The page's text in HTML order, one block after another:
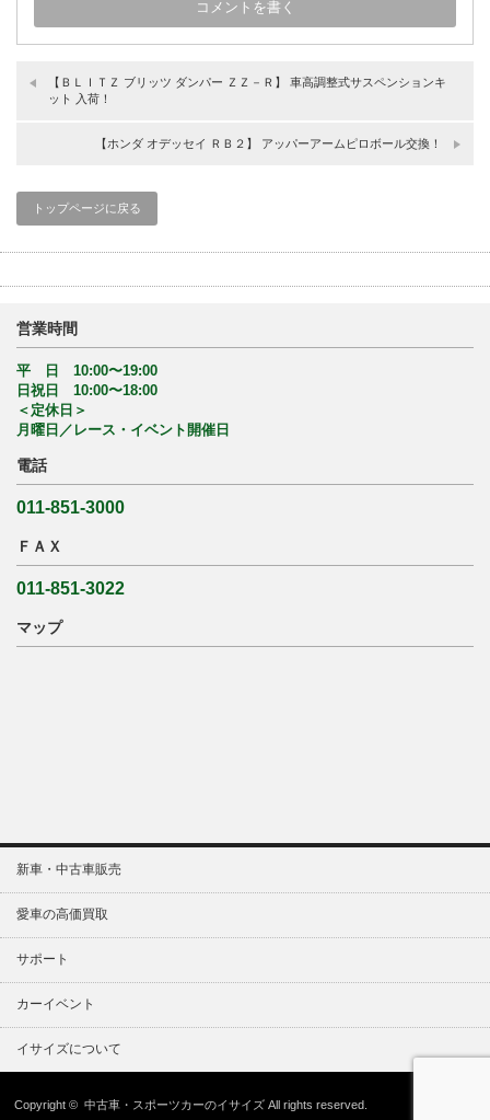
【ＢＬＩＴＺ ブリッツ ダンパー ＺＺ－Ｒ】 車高調整式サスペンションキ
ット 入荷！
【ホンダ オデッセイ ＲＢ２】 アッパーアームピロボール交換！
トップページに戻る
営業時間
平 日 10:00〜19:00
日祝日 10:00〜18:00
＜定休日＞
月曜日／レース・イベント開催日
電話
011-851-3000
ＦＡＸ
011-851-3022
マップ
新車・中古車販売
愛車の高価買取
サポート
カーイベント
イサイズについて
Copyright ©中古車・スポーツカーのイサイズ All rights reserved.